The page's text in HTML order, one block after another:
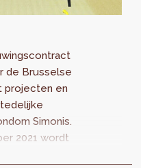
de Brusselse
projecten en
Simonis.
2021 wordt